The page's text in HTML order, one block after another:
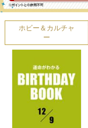
ホビー＆カルチャ
ー